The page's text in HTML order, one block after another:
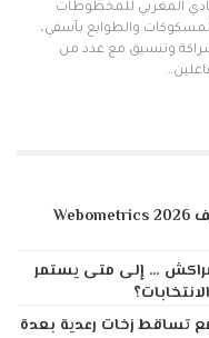
المغربي للمخطوطات
والطوابع بآسفي،
وتنسيق مع عدد من
جامعة القاضي عياض تتصدر تصنيف Webometrics 2026
… إلى متى يستمر
تساقط زخات رعدية بعدة